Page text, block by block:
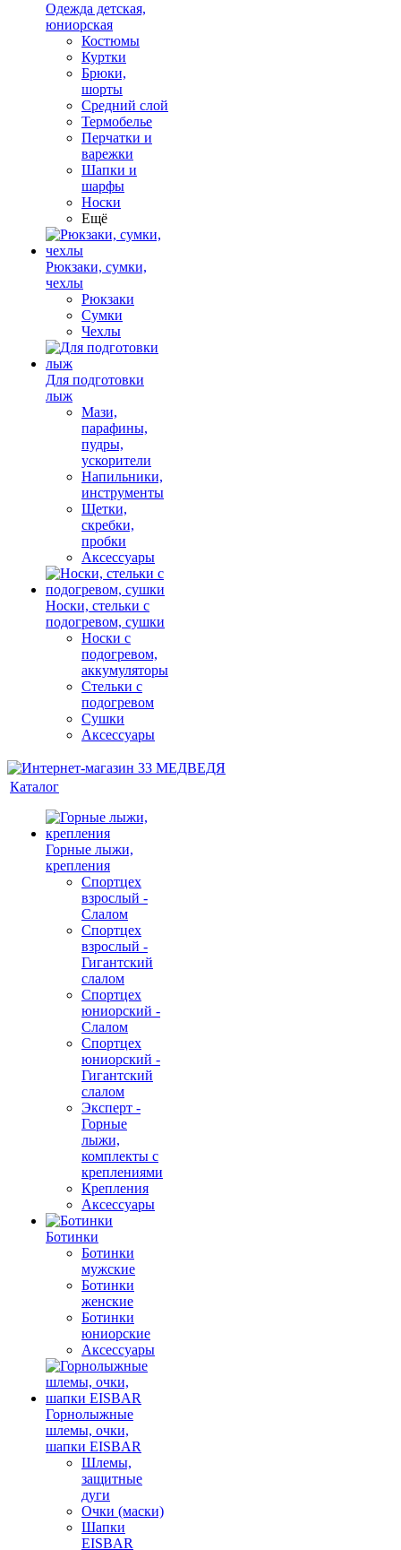
Одежда детская,
юниорская
Костюмы
Куртки
Брюки,
шорты
Средний слой
Термобелье
Перчатки и
варежки
Шапки и
шарфы
Носки
Ещё
Рюкзаки, сумки,
чехлы
Рюкзаки
Сумки
Чехлы
Для подготовки
лыж
Мази,
парафины,
пудры,
ускорители
Напильники,
инструменты
Щетки,
скребки,
пробки
Аксессуары
Носки, стельки с
подогревом, сушки
Носки с
подогревом,
аккумуляторы
Стельки с
подогревом
Сушки
Аксессуары
Каталог
Горные лыжи,
крепления
Спортцех
взрослый -
Слалом
Спортцех
взрослый -
Гигантский
слалом
Спортцех
юниорский -
Слалом
Спортцех
юниорский -
Гигантский
слалом
Эксперт -
Горные
лыжи,
комплекты с
креплениями
Крепления
Аксессуары
Ботинки
Ботинки
мужские
Ботинки
женские
Ботинки
юниорские
Аксессуары
Горнолыжные
шлемы, очки,
шапки EISBAR
Шлемы,
защитные
дуги
Очки (маски)
Шапки
EISBAR